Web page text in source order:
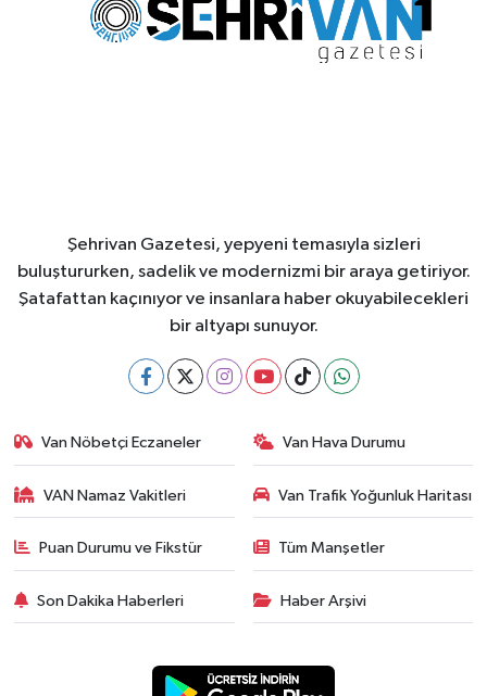
Şehrivan Gazetesi, yepyeni temasıyla sizleri
buluştururken, sadelik ve modernizmi bir araya getiriyor.
Şatafattan kaçınıyor ve insanlara haber okuyabilecekleri
bir altyapı sunuyor.
Van Nöbetçi Eczaneler Van Hava Durumu
VAN Namaz Vakitleri Van Trafik Yoğunluk Haritası
Puan Durumu ve Fikstür Tüm Manşetler
Son Dakika Haberleri Haber Arşivi